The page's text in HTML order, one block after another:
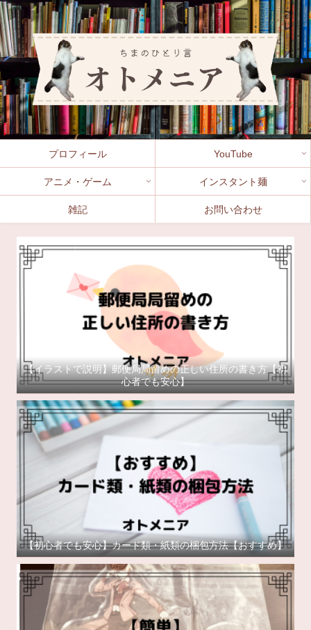
プロフィール YouTube
アニメ・ゲーム インスタント麺
雑記 お問い合わせ
【イラストで説明】郵便局局留めの正しい住所の書き方【初
心者でも安心】
【初心者でも安心】カード類・紙類の梱包方法【おすすめ】